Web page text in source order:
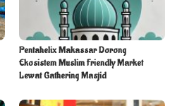
Pentahelix Makassar Dorong
Ekosistem Muslim Friendly Market
Lewat Gathering Masjid